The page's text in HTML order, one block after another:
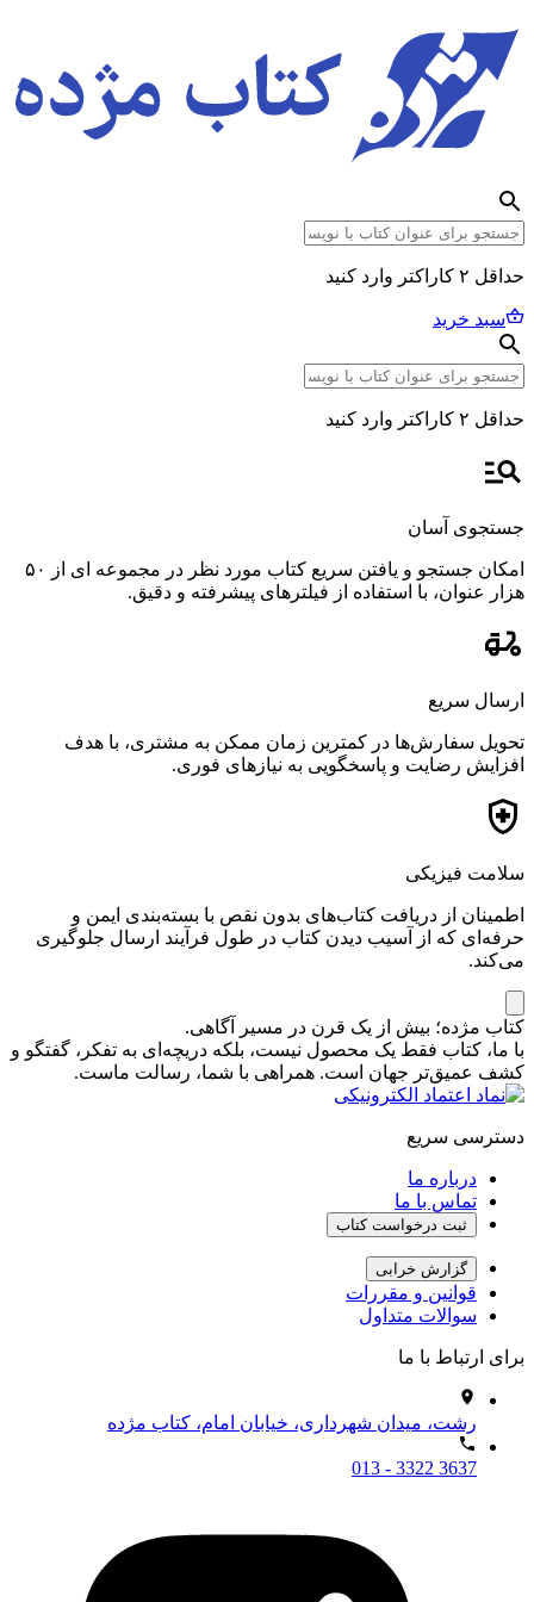
حداقل ۲ کاراکتر وارد کنید
سبد خرید
حداقل ۲ کاراکتر وارد کنید
جستجوی آسان
امکان جستجو و یافتن سریع کتاب مورد نظر در مجموعه ای از ۵۰
هزار عنوان، با استفاده از فیلترهای پیشرفته و دقیق.
ارسال سریع
تحویل سفارش‌ها در کمترین زمان ممکن به مشتری، با هدف
افزایش رضایت و پاسخگویی به نیازهای فوری.
سلامت فیزیکی
اطمینان از دریافت کتاب‌های بدون نقص با بسته‌بندی ایمن و
حرفه‌ای که از آسیب دیدن کتاب در طول فرآیند ارسال جلوگیری
می‌کند.
کتاب مژده؛ بیش از یک قرن در مسیر آگاهی.
با ما، کتاب فقط یک محصول نیست، بلکه دریچه‌ای به تفکر، گفتگو و
کشف عمیق‌تر جهان است. همراهی با شما، رسالت ماست.
دسترسی سریع
درباره ما
تماس با ما
ثبت درخواست کتاب
گزارش خرابی
قوانین و مقررات
سوالات متداول
برای ارتباط با ما
رشت، میدان شهرداری، خیابان امام، کتاب مژده
013 - 3322 3637